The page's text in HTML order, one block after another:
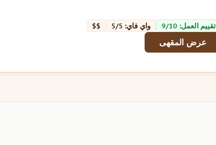
تقييم العمل: 9/10 واي فاي: 5/5 $$
عرض المقهى